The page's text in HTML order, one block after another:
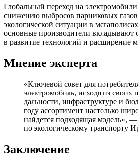
Глобальный переход на электромобили
снижению выбросов парниковых
экологической ситуации в
основные производители вкладывают
в развитие технологий и расширение
Мнение эксперта
«Ключевой совет для
электромобиль, исходя из своих
дальности, инфраструктуре и
году ассортимент настолько
найдется подходящая модель», —
по экологическому транспорту
Заключение